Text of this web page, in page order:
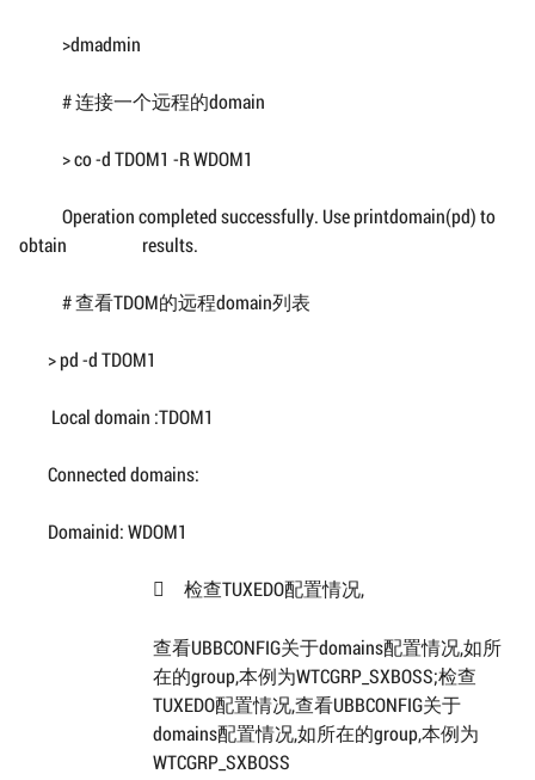
>dmadmin
# 连接一个远程的domain
> co -d TDOM1 -R WDOM1
Operation completed successfully. Use printdomain(pd) to
obtain results.
# 查看TDOM的远程domain列表
> pd -d TDOM1
Local domain :TDOM1
Connected domains:
Domainid: WDOM1
 检查TUXEDO配置情况,
查看UBBCONFIG关于domains配置情况,如所
在的group,本例为WTCGRP_SXBOSS;检查
TUXEDO配置情况,查看UBBCONFIG关于
domains配置情况,如所在的group,本例为
WTCGRP_SXBOSS